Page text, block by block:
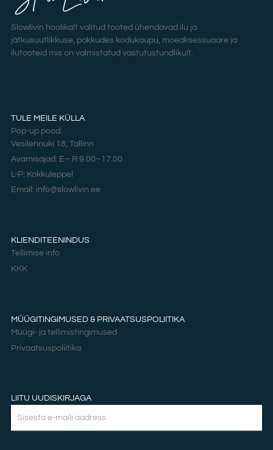
Slowlivin hoolikalt valitud tooted ühendavad ilu ja
jätkusuutlikkuse, pakkudes kodukaupu, moeaksessuaare ja
ilutooteid mis on valmistatud vastutustundlikult.
TULE MEILE KÜLLA
Pop-up pood:
Vesilennuki 18, Tallinn
Avamisajad: E– R 9.00–17.00
L-P: Kokkuleppel
Email: info@slowlivin.ee
KLIENDITEENINDUS
Tellimise info
KKK
MÜÜGITINGIMUSED & PRIVAATSUSPOLIITIKA
Müügi- ja tellimistingimused
Privaatsuspoliitika
LIITU UUDISKIRJAGA
Email